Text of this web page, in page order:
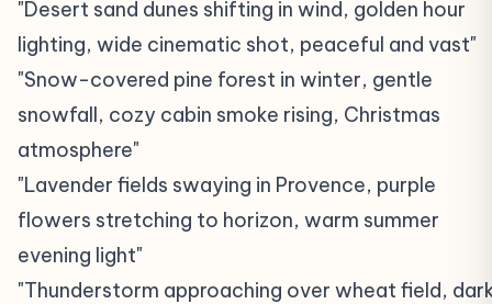
"Desert sand dunes shifting in wind, golden hour
lighting, wide cinematic shot, peaceful and vast"
"Snow-covered pine forest in winter, gentle
snowfall, cozy cabin smoke rising, Christmas
atmosphere"
"Lavender fields swaying in Provence, purple
flowers stretching to horizon, warm summer
evening light"
"Thunderstorm approaching over wheat field,